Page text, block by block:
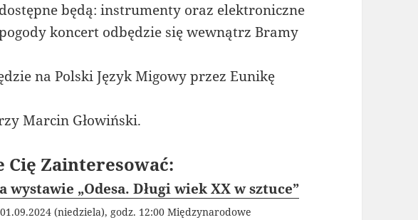
będą: instrumenty oraz elektroniczne
koncert odbędzie się wewnątrz Bramy
na Polski Język Migowy przez Eunikę
Marcin Głowiński.
Cię Zainteresować:
„Odesa. Długi wiek XX w sztuce”
(niedziela), godz. 12:00 Międzynarodowe